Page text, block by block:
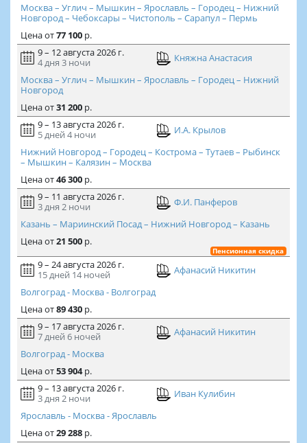
Москва – Углич – Мышкин – Ярославль – Городец – Нижний
Новгород – Чебоксары – Чистополь – Сарапул – Пермь
Ценаот77 100р.
9 – 12 августа 2026 г.
4 дня 3 ночи
Княжна Анастасия
Москва – Углич – Мышкин – Ярославль – Городец – Нижний
Новгород
Ценаот31 200р.
9 – 13 августа 2026 г.
5 дней 4 ночи
И.А. Крылов
Нижний Новгород – Городец – Кострома – Тутаев – Рыбинск
– Мышкин – Калязин – Москва
Ценаот46 300р.
9 – 11 августа 2026 г.
3 дня 2 ночи
Ф.И. Панферов
Казань – Мариинский Посад – Нижний Новгород – Казань
Ценаот21 500р.
Пенсионная скидка
9 – 24 августа 2026 г.
15 дней 14 ночей
Афанасий Никитин
Волгоград - Москва - Волгоград
Ценаот89 430р.
9 – 17 августа 2026 г.
7 дней 6 ночей
Афанасий Никитин
Волгоград - Москва
Ценаот53 904р.
9 – 13 августа 2026 г.
3 дня 2 ночи
Иван Кулибин
Ярославль - Москва - Ярославль
Ценаот29 288р.